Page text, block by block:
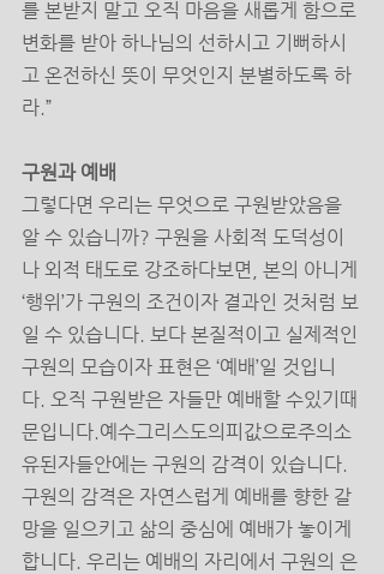
를 본받지 말고 오직 마음을 새롭게 함으로
변화를 받아 하나님의 선하시고 기뻐하시
고 온전하신 뜻이 무엇인지 분별하도록 하
라.”
구원과 예배
그렇다면 우리는 무엇으로 구원받았음을
알 수 있습니까? 구원을 사회적 도덕성이
나 외적 태도로 강조하다보면, 본의 아니게
‘행위’가 구원의 조건이자 결과인 것처럼 보
일 수 있습니다. 보다 본질적이고 실제적인
구원의 모습이자 표현은 ‘예배’일 것입니
다. 오직 구원받은 자들만 예배할 수있기때
문입니다.예수그리스도의피값으로주의소
유된자들안에는 구원의 감격이 있습니다.
구원의 감격은 자연스럽게 예배를 향한 갈
망을 일으키고 삶의 중심에 예배가 놓이게
합니다. 우리는 예배의 자리에서 구원의 은